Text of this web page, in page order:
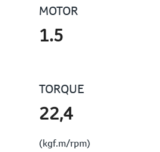
MOTOR
1.5
TORQUE
22,4
(kgf.m/rpm)